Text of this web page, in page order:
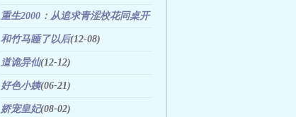
重生2000：从追求青涩校花同桌开
始(12-10)
和竹马睡了以后(12-08)
道诡异仙(12-12)
好色小姨(06-21)
娇宠皇妃(08-02)